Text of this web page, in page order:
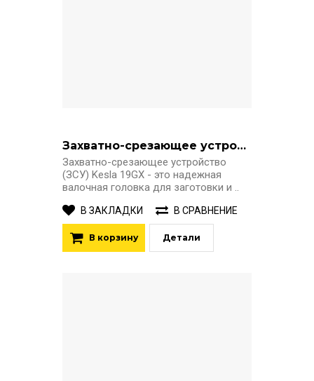
Захватно-срезающее устройство KESLA 19GX
Захватно-срезающее устройство
(ЗСУ) Kesla 19GX - это надежная
валочная головка для заготовки и ..
В ЗАКЛАДКИ В СРАВНЕНИЕ
В корзину Детали